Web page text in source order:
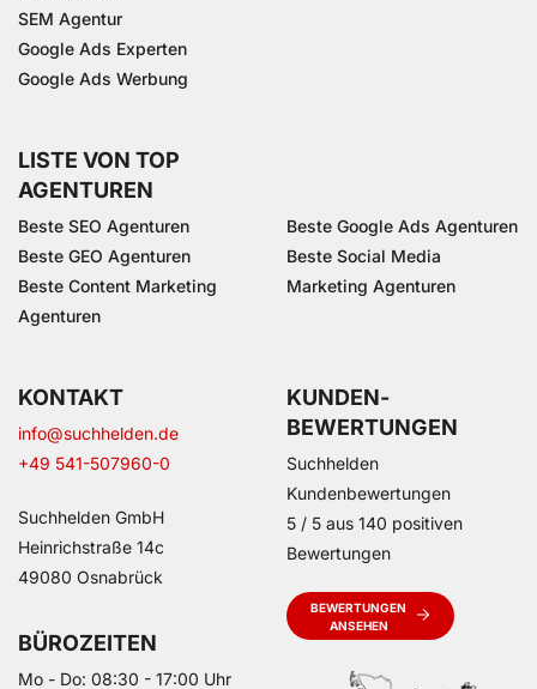
SEM Agentur
Google Ads Experten
Google Ads Werbung
LISTE VON TOP
AGENTUREN
Beste SEO Agenturen
Beste GEO Agenturen
Beste Content Marketing
Agenturen
Beste Google Ads Agenturen
Beste Social Media
Marketing Agenturen
KONTAKT
info@suchhelden.de
+49 541-507960-0
Suchhelden GmbH
Heinrichstraße 14c
49080 Osnabrück
BÜROZEITEN
Mo - Do: 08:30 - 17:00 Uhr
KUNDEN­
BEWERTUNGEN
Suchhelden
Kundenbewertungen
5 / 5 aus 140 positiven
Bewertungen
BEWERTUNGEN
ANSEHEN